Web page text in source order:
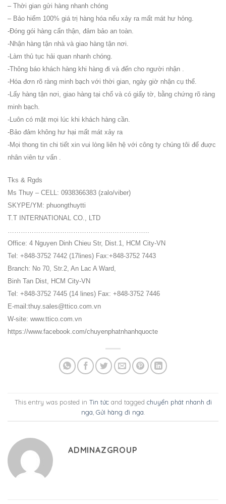
– Thời gian gửi hàng nhanh chóng
– Bảo hiểm 100% giá trị hàng hóa nếu xảy ra mất mát hư hỏng.
-Đóng gói hàng cẩn thận, đảm bảo an toàn.
-Nhận hàng tận nhà và giao hàng tận nơi.
-Làm thủ tục hải quan nhanh chóng.
-Thông báo khách hàng khi hàng đi và đến cho người nhận .
-Hóa đơn rõ ràng minh bạch với thời gian, ngày giờ nhận cụ thể.
-Lấy hàng tận nơi, giao hàng tại chổ và có giấy tờ, bằng chứng rõ ràng
minh bạch.
-Luôn có mặt mọi lúc khi khách hàng cần.
-Bảo đảm không hư hại mất mát xảy ra
-Mọi thong tin chi tiết xin vui lòng liên hệ với công ty chúng tôi để đuợc
nhân viên tư vấn .
Tks & Rgds
Ms Thuy – CELL: 0938366383 (zalo/viber)
SKYPE/YM: phuongthuytti
T.T INTERNATIONAL CO., LTD
………………………………………………………..
Office: 4 Nguyen Dinh Chieu Str, Dist.1, HCM City-VN
Tel: +848-3752 7442 (17lines) Fax:+848-3752 7443
Branch: No 70, Str.2, An Lac A Ward,
Binh Tan Dist, HCM City-VN
Tel: +848-3752 7445 (14 lines) Fax: +848-3752 7446
E-mail:thuy.sales@ttico.com.vn
W-site: www.ttico.com.vn
https://www.facebook.com/chuyenphatnhanhquocte
This entry was posted in Tin tứcand tagged chuyển phát nhanh đi
nga Gửi hàng đi nga
ADMINAZGROUP